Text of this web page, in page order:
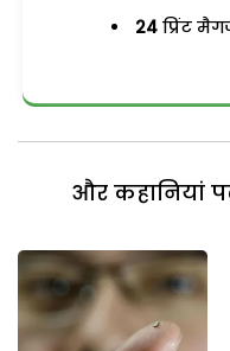
24 प्रिंट
और कहानियां